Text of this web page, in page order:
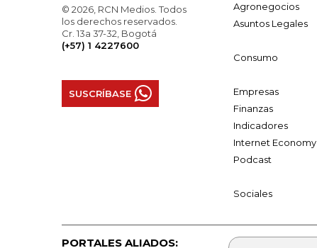
© 2026, RCN Medios. Todos
los derechos reservados.
Cr. 13a 37-32, Bogotá
(+57) 1 4227600
SUSCRÍBASE
Agronegocios
Asuntos Legales
Consumo
Empresas
Finanzas
Indicadores
Internet Economy
Podcast
Sociales
PORTALES ALIADOS: